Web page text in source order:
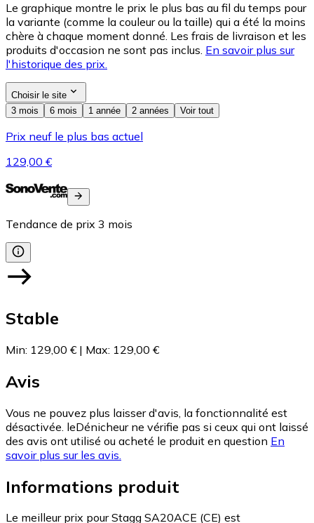
Le graphique montre le prix le plus bas au fil du temps pour
la variante (comme la couleur ou la taille) qui a été la moins
chère à chaque moment donné. Les frais de livraison et les
produits d'occasion ne sont pas inclus. En savoir plus sur
l'historique des prix.
Choisir le site
3 mois
6 mois 1 année 2 années Voir tout
Prix neuf le plus bas actuel
129,00 €
Tendance de prix 3 mois
Stable
Min: 129,00 € | Max: 129,00 €
Avis
Vous ne pouvez plus laisser d'avis, la fonctionnalité est
désactivée. leDénicheur ne vérifie pas si ceux qui ont laissé
des avis ont utilisé ou acheté le produit en question En
savoir plus sur les avis.
Informations produit
Le meilleur prix pour Stagg SA20ACE (CE) est